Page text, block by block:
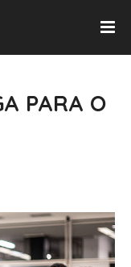
PARA O